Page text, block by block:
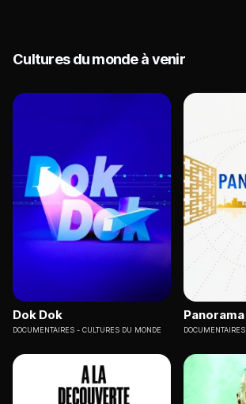
Cultures du monde à venir
Dok Dok
DOCUMENTAIRES CULTURES DU MONDE
Panorama
DOCUMENTAIRES